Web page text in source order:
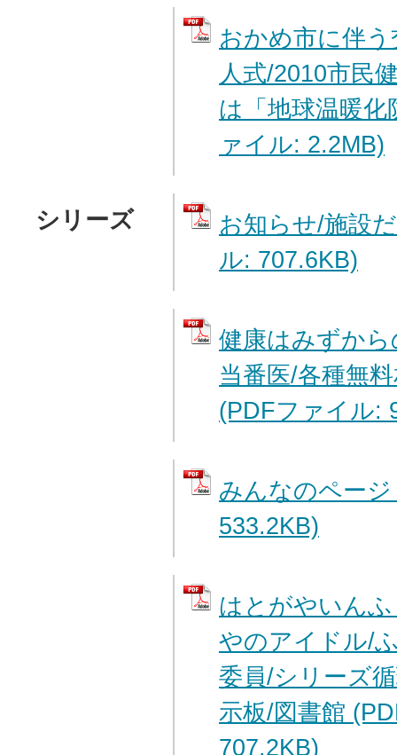
おかめ市に伴
人式/2010市民
は「地球温暖
ァイル: 2.2MB)
シリーズ
お知らせ/施設
ル: 707.6KB)
健康はみずか
当番医/各種無
(PDFファイル:
みんなのペー
533.2KB)
はとがやいん
やのアイドル/
委員/シリーズ
示板/図書館
707.2KB)